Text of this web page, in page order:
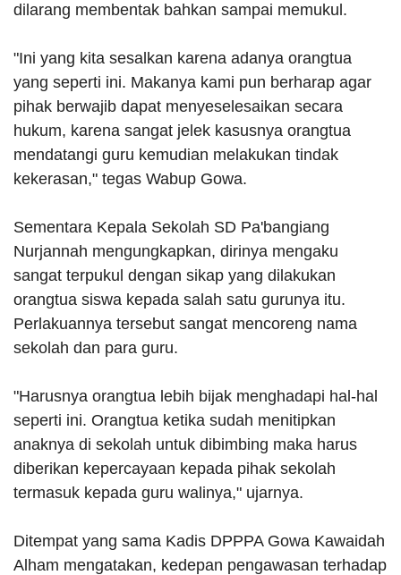
dilarang membentak bahkan sampai memukul.
"Ini yang kita sesalkan karena adanya orangtua
yang seperti ini. Makanya kami pun berharap agar
pihak berwajib dapat menyeselesaikan secara
hukum, karena sangat jelek kasusnya orangtua
mendatangi guru kemudian melakukan tindak
kekerasan," tegas Wabup Gowa.
Sementara Kepala Sekolah SD Pa'bangiang
Nurjannah mengungkapkan, dirinya mengaku
sangat terpukul dengan sikap yang dilakukan
orangtua siswa kepada salah satu gurunya itu.
Perlakuannya tersebut sangat mencoreng nama
sekolah dan para guru.
"Harusnya orangtua lebih bijak menghadapi hal-hal
seperti ini. Orangtua ketika sudah menitipkan
anaknya di sekolah untuk dibimbing maka harus
diberikan kepercayaan kepada pihak sekolah
termasuk kepada guru walinya," ujarnya.
Ditempat yang sama Kadis DPPPA Gowa Kawaidah
Alham mengatakan, kedepan pengawasan terhadap